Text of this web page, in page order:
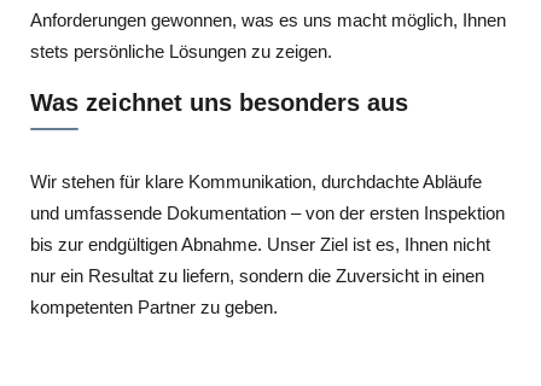
Anforderungen gewonnen, was es uns macht möglich, Ihnen
stets persönliche Lösungen zu zeigen.
Was zeichnet uns besonders aus
Wir stehen für klare Kommunikation, durchdachte Abläufe
und umfassende Dokumentation – von der ersten Inspektion
bis zur endgültigen Abnahme. Unser Ziel ist es, Ihnen nicht
nur ein Resultat zu liefern, sondern die Zuversicht in einen
kompetenten Partner zu geben.